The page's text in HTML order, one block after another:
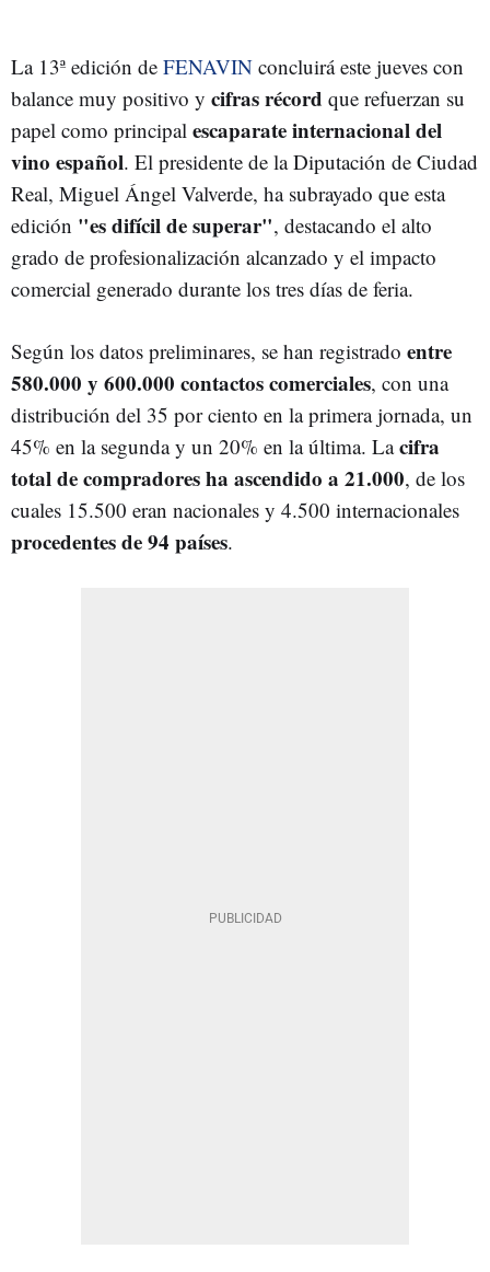
La 13ª edición de FENAVIN concluirá este jueves con
balance muy positivo y cifras récord que refuerzan su
papel como principal escaparate internacional del
vino español. El presidente de la Diputación de Ciudad
Real, Miguel Ángel Valverde, ha subrayado que esta
edición "es difícil de superar", destacando el alto
grado de profesionalización alcanzado y el impacto
comercial generado durante los tres días de feria.
Según los datos preliminares, se han registrado entre
580.000 y 600.000 contactos comerciales, con una
distribución del 35 por ciento en la primera jornada, un
45% en la segunda y un 20% en la última. Lacifra
total de compradores ha ascendido a 21.000, de los
cuales 15.500 eran nacionales y 4.500 internacionales
procedentes de 94 países.